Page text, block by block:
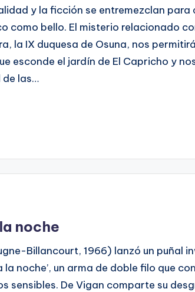
y la ficción se entremezclan para
como bello. El misterio relacionado
la IX duquesa de Osuna, nos
esconde el jardín de El Capricho y
de las…
noche
Billancourt, 1966) lanzó un puñal
la noche’, un arma de doble filo que
sensibles. De Vigan comparte su